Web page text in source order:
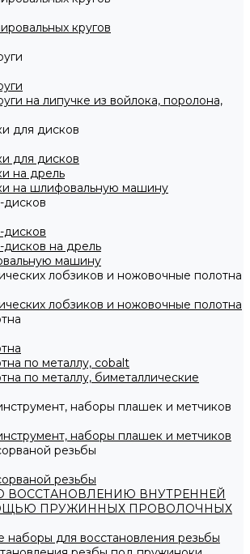
кругов
на липучке из войлока, поролона,
для дисков
для дисков
на дрель
на шлифовальную машину
дисков
дисков
на дрель
машину
лобзиков и ножовочные полотна
лобзиков и ножовочные полотна
по металлу, cobalt
по металлу, биметаллические
наборы плашек и метчиков
наборы плашек и метчиков
резьбы
резьбы
ВОССТАНОВЛЕНИЮ ВНУТРЕННЕЙ
ПРУЖИННЫХ ПРОВОЛОЧНЫХ
для восстановления резьбы